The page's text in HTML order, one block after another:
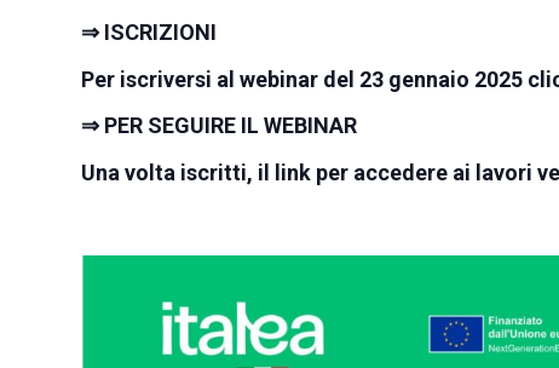
⇒ ISCRIZIONI
Per iscriversi al webinar del 23 gennaio 2025
⇒ PER SEGUIRE IL WEBINAR
Una volta iscritti, il link per accedere ai lavori